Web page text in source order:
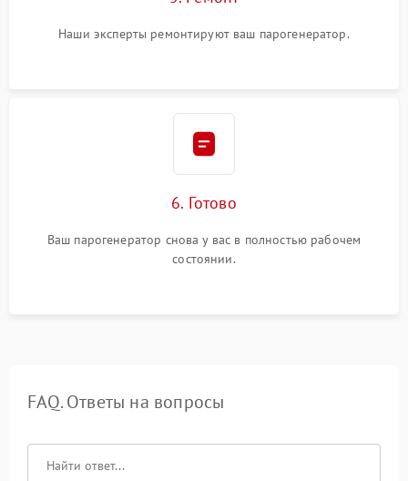
Наши эксперты ремонтируют ваш парогенератор.
6. Готово
Ваш парогенератор снова у вас в полностью рабочем
состоянии.
FAQ. Ответы на вопросы